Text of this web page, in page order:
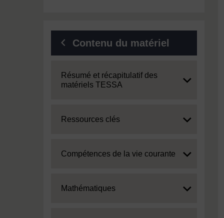
Contenu du matériel
Expand
Résumé et récapitulatif des
matériels TESSA
Expand
Ressources clés
Expand
Compétences de la vie courante
Expand
Mathématiques